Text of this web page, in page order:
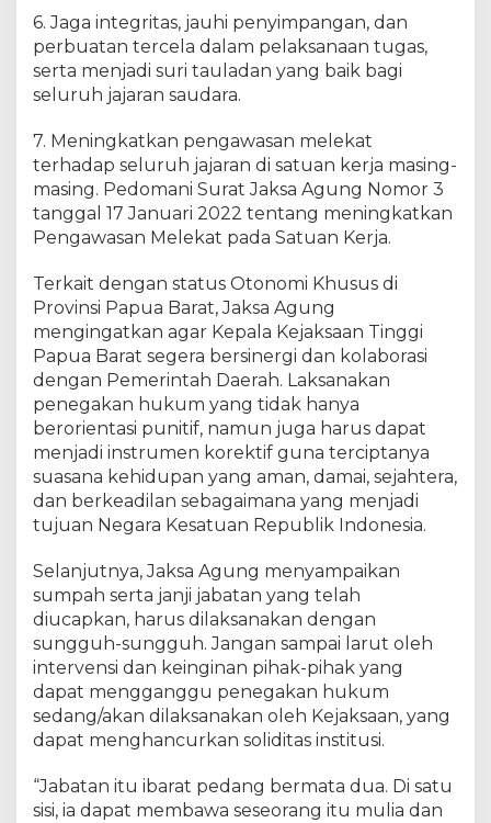
6. Jaga integritas, jauhi penyimpangan, dan
perbuatan tercela dalam pelaksanaan tugas,
serta menjadi suri tauladan yang baik bagi
seluruh jajaran saudara.
7. Meningkatkan pengawasan melekat
terhadap seluruh jajaran di satuan kerja masing-
masing. Pedomani Surat Jaksa Agung Nomor 3
tanggal 17 Januari 2022 tentang meningkatkan
Pengawasan Melekat pada Satuan Kerja.
Terkait dengan status Otonomi Khusus di
Provinsi Papua Barat, Jaksa Agung
mengingatkan agar Kepala Kejaksaan Tinggi
Papua Barat segera bersinergi dan kolaborasi
dengan Pemerintah Daerah. Laksanakan
penegakan hukum yang tidak hanya
berorientasi punitif, namun juga harus dapat
menjadi instrumen korektif guna terciptanya
suasana kehidupan yang aman, damai, sejahtera,
dan berkeadilan sebagaimana yang menjadi
tujuan Negara Kesatuan Republik Indonesia.
Selanjutnya, Jaksa Agung menyampaikan
sumpah serta janji jabatan yang telah
diucapkan, harus dilaksanakan dengan
sungguh-sungguh. Jangan sampai larut oleh
intervensi dan keinginan pihak-pihak yang
dapat mengganggu penegakan hukum
sedang/akan dilaksanakan oleh Kejaksaan, yang
dapat menghancurkan soliditas institusi.
“Jabatan itu ibarat pedang bermata dua. Di satu
sisi, ia dapat membawa seseorang itu mulia dan